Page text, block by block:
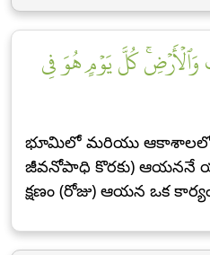
كُلَّ يَوۡمٍ هُوَ فِي
భూమిలో మరియు ఆకాశాలలో
జీవనోపాధి కొరకు) ఆయననే
క్షణం (రోజు) ఆయన ఒక